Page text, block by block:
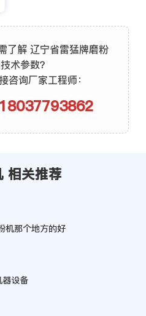
了解 辽宁省雷猛牌磨粉
术参数？
咨询厂家工程师：
相关推荐
机那个地方的好
器设备